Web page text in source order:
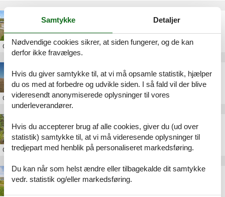
Sommerhus Bjerregård privat udlejning
OmBjerregård
Sommerhus Bjerregård privat Danmark
OmBjerregård
Sommerhus til leje Bjerregård strand
OmBjerregård
Luksus sommerhus Bjerregård strand
Samtykke Detaljer
Nødvendige cookies sikrer, at siden fungerer, og de kan
derfor ikke fravælges.
Hvis du giver samtykke til, at vi må opsamle statistik, hjælper
du os med at forbedre og udvikle siden. I så fald vil der blive
videresendt anonymiserede oplysninger til vores
underleverandører.
Hvis du accepterer brug af alle cookies, giver du (ud over
statistik) samtykke til, at vi må videresende oplysninger til
tredjepart med henblik på personaliseret markedsføring.
Du kan når som helst ændre eller tilbagekalde dit samtykke
vedr. statistik og/eller markedsføring.